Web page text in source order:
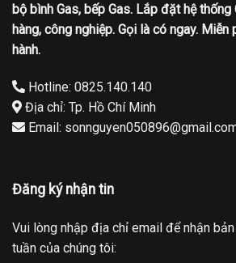
bộ bình Gas, bếp Gas. Lắp đặt hệ thống
hàng, công nghiệp. Gọi là có ngay.
hành.
Hotline: 0825.140.140
Địa chỉ: Tp. Hồ Chí Minh
Email:
Đăng ký nhận tin
Vui lòng nhập địa chỉ email để nhận
tuần của chúng tôi: